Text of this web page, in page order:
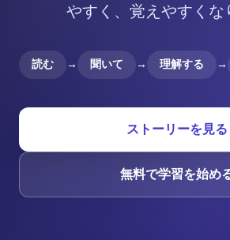
やすく、覚えやすくな
読む → 聞いて → 理解する →
ストーリーを見る
無料で学習を始め